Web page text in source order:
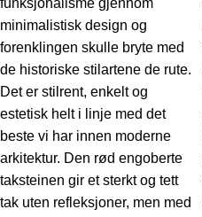
minimalistisk design og
forenklingen skulle bryte med
de historiske stilartene de rute.
Det er stilrent, enkelt og
estetisk helt i linje med det
beste vi har innen moderne
arkitektur. Den rød engoberte
taksteinen gir et sterkt og tett
tak uten refleksjoner, men med